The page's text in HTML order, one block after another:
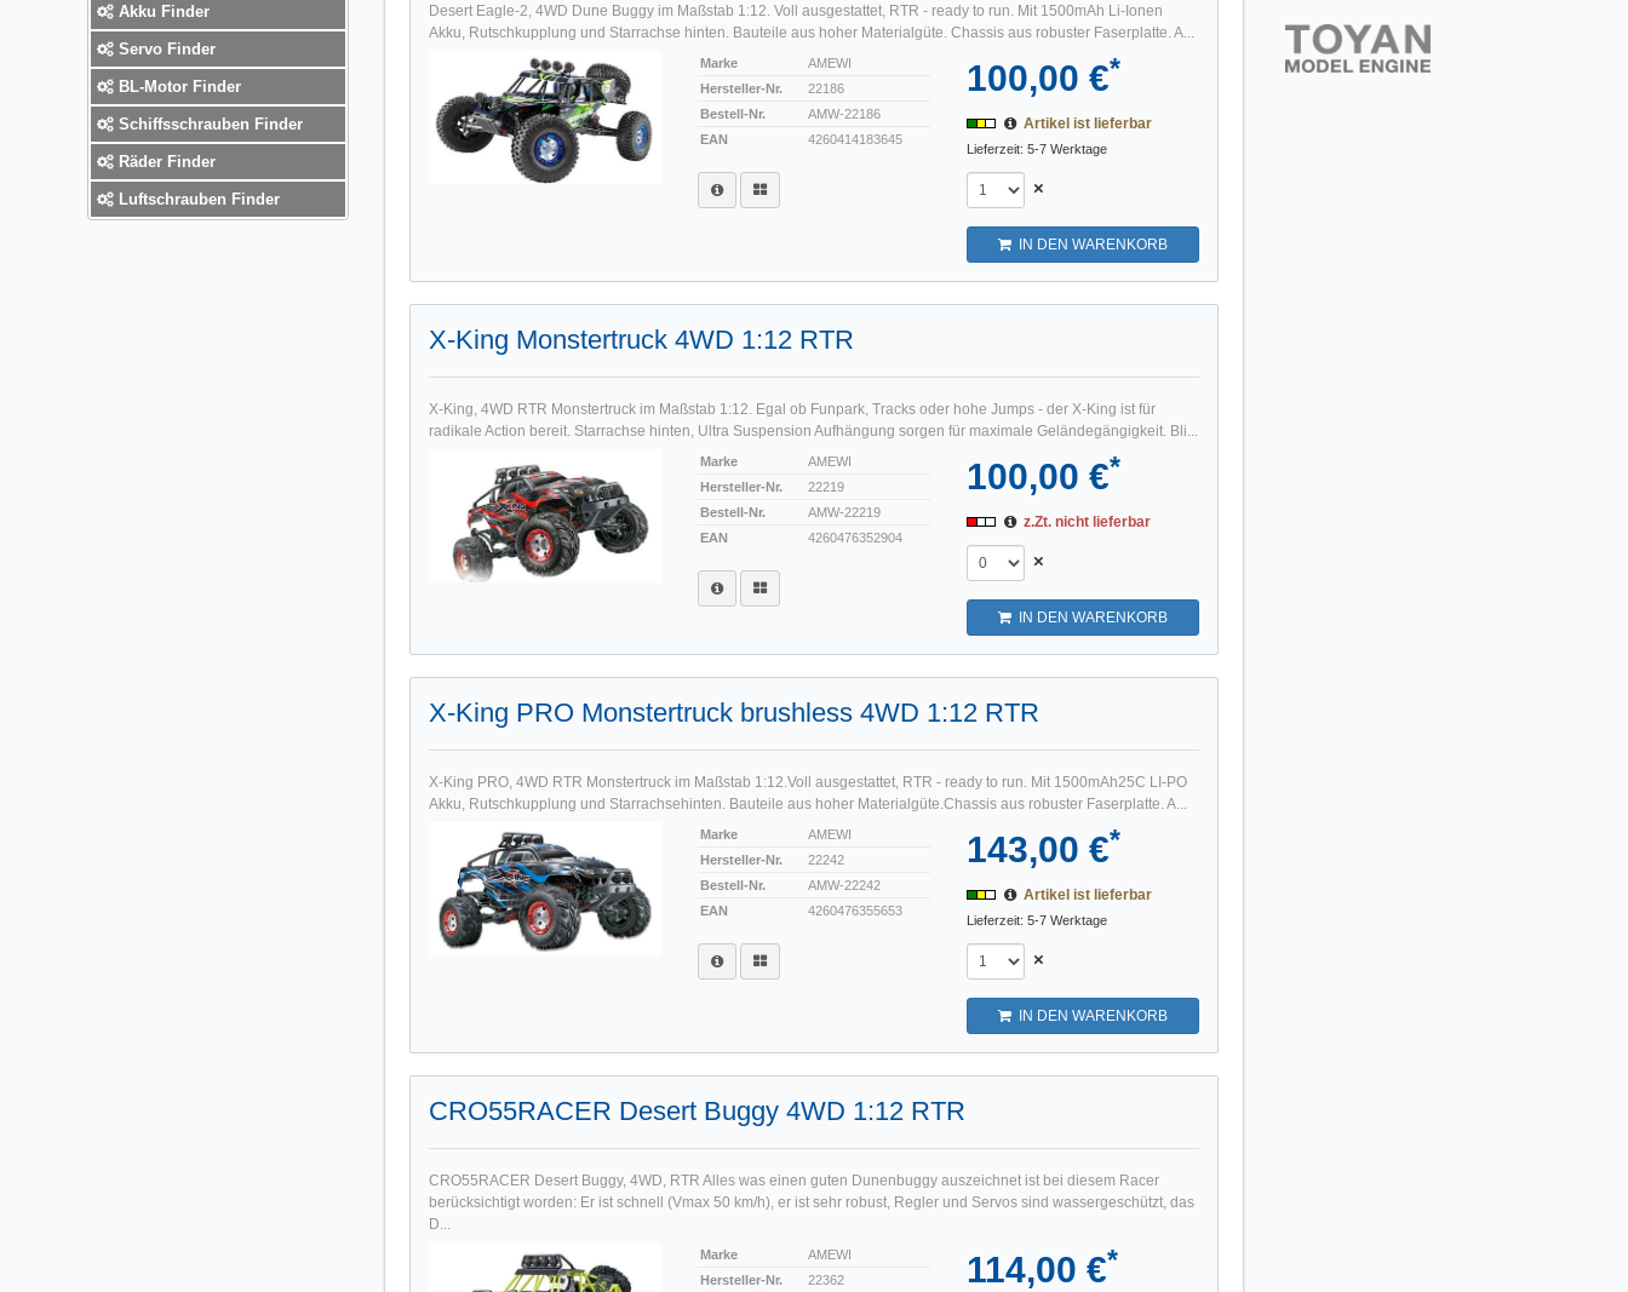
Desert Eagle-2, 4WD Dune Buggy im Maßstab 1:12. Voll ausgestattet, RTR - ready to run. Mit 1500mAh Li-Ionen
Akku, Rutschkupplung und Starrachse hinten. Bauteile aus hoher Materialgüte. Chassis aus robuster Faserplatte. A...
Marke
AMEWI
Hersteller-Nr.
22186
Bestell-Nr.
AMW-22186
EAN
4260414183645
100,00 €*
Artikel ist lieferbar
Lieferzeit: 5-7 Werktage
×
IN DEN WARENKORB
X-King Monstertruck 4WD 1:12 RTR
X-King, 4WD RTR Monstertruck im Maßstab 1:12. Egal ob Funpark, Tracks oder hohe Jumps - der X-King ist für
radikale Action bereit. Starrachse hinten, Ultra Suspension Aufhängung sorgen für maximale Geländegängigkeit. Bli...
Marke
AMEWI
Hersteller-Nr.
22219
Bestell-Nr.
AMW-22219
EAN
4260476352904
100,00 €*
z.Zt. nicht lieferbar
×
IN DEN WARENKORB
X-King PRO Monstertruck brushless 4WD 1:12 RTR
X-King PRO, 4WD RTR Monstertruck im Maßstab 1:12.Voll ausgestattet, RTR - ready to run. Mit 1500mAh25C LI-PO
Akku, Rutschkupplung und Starrachsehinten. Bauteile aus hoher Materialgüte.Chassis aus robuster Faserplatte. A...
Marke
AMEWI
Hersteller-Nr.
22242
Bestell-Nr.
AMW-22242
EAN
4260476355653
143,00 €*
Artikel ist lieferbar
Lieferzeit: 5-7 Werktage
×
IN DEN WARENKORB
CRO55RACER Desert Buggy 4WD 1:12 RTR
CRO55RACER Desert Buggy, 4WD, RTR Alles was einen guten Dunenbuggy auszeichnet ist bei diesem Racer
berücksichtigt worden: Er ist schnell (Vmax 50 km/h), er ist sehr robust, Regler und Servos sind wassergeschützt, das
D...
Marke
AMEWI
Hersteller-Nr.
22362
114,00 €*
Akku Finder
Servo Finder
BL-Motor Finder
Schiffsschrauben Finder
Räder Finder
Luftschrauben Finder